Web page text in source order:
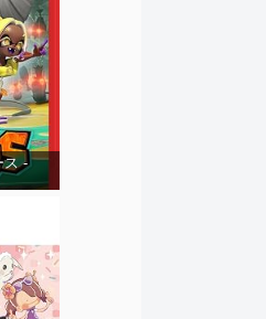
ス -